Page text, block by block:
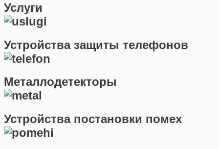
Услуги
Устройства защиты телефонов
Металлодетекторы
Устройства постановки помех